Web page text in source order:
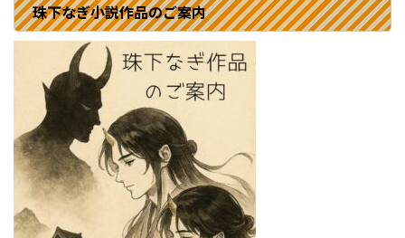
珠下なぎ小説作品のご案内